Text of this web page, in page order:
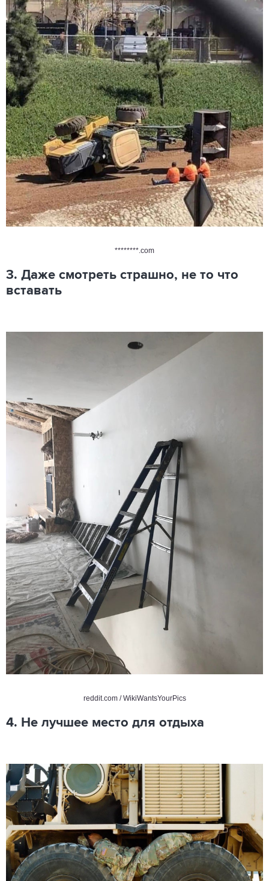
********.com
3. Даже смотреть страшно, не то что
вставать
reddit.com / WikiWantsYourPics
4. Не лучшее место для отдыха